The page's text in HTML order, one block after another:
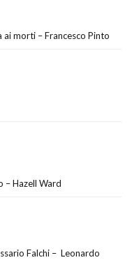
ai morti – Francesco Pinto
– Hazell Ward
Falchi – Leonardo